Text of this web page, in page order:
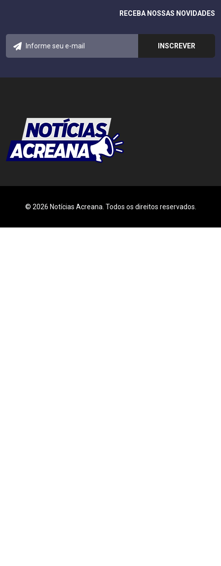
RECEBA NOSSAS NOVIDADES
© 2026 Notícias Acreana. Todos os direitos reservados.